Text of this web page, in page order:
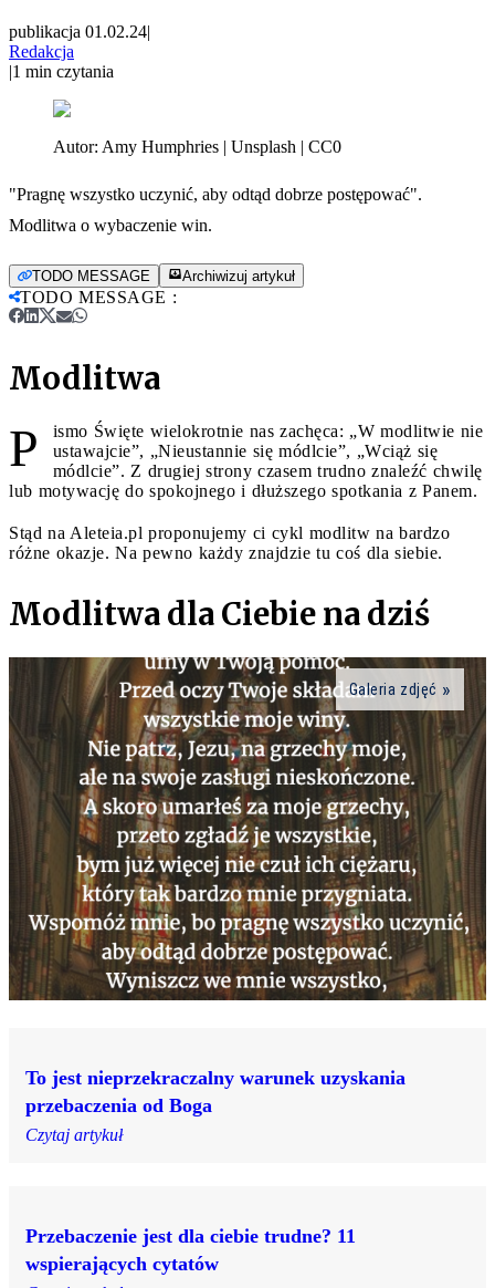
publikacja 01.02.24|
Redakcja
|1 min czytania
Autor: Amy Humphries | Unsplash | CC0
"Pragnę wszystko uczynić, aby odtąd dobrze postępować".
Modlitwa o wybaczenie win.
TODO MESSAGE Archiwizuj artykuł
TODO MESSAGE :
Modlitwa
P
ismo Święte wielokrotnie nas zachęca: „W modlitwie nie
ustawajcie”, „Nieustannie się módlcie”, „Wciąż się
módlcie”. Z drugiej strony czasem trudno znaleźć chwilę
lub motywację do spokojnego i dłuższego spotkania z Panem.
Stąd na Aleteia.pl proponujemy ci cykl modlitw na bardzo
różne okazje. Na pewno każdy znajdzie tu coś dla siebie.
Modlitwa dla Ciebie na dziś
Galeria zdjęć
To jest nieprzekraczalny warunek uzyskania
przebaczenia od Boga
Czytaj artykuł
Przebaczenie jest dla ciebie trudne? 11
wspierających cytatów